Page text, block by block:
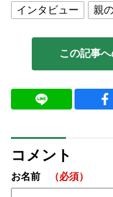
インタビュー
親
この記事
コメント
お名前 （必須）